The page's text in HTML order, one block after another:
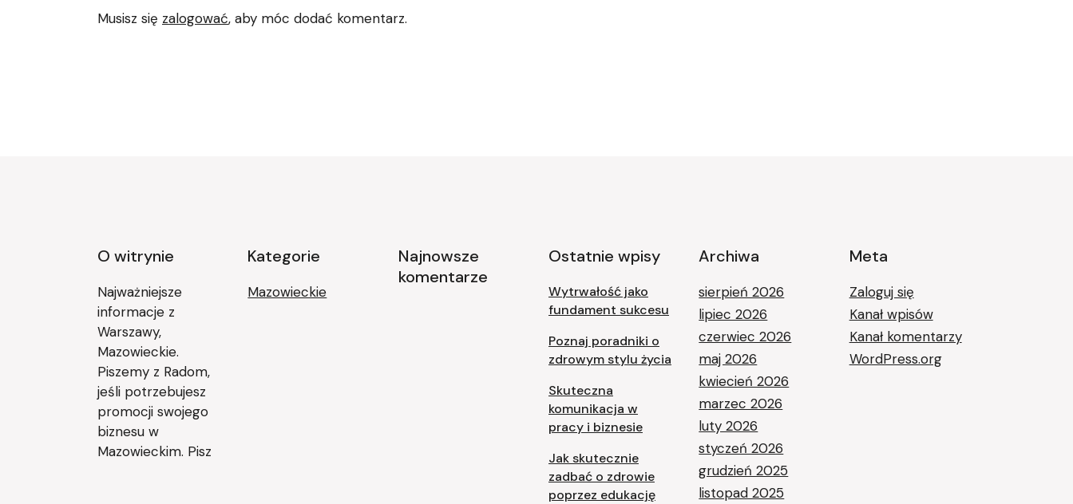
Musisz się zalogować, aby móc dodać komentarz.
O witrynie
Najważniejsze
informacje z
Warszawy,
Mazowieckie.
Piszemy z Radom,
jeśli potrzebujesz
promocji swojego
biznesu w
Mazowieckim. Pisz
Kategorie
Mazowieckie
Najnowsze
komentarze
Ostatnie wpisy
Wytrwałość jako
fundament sukcesu
Poznaj poradniki o
zdrowym stylu życia
Skuteczna
komunikacja w
pracy i biznesie
Jak skutecznie
zadbać o zdrowie
poprzez edukację
Archiwa
sierpień 2026
lipiec 2026
czerwiec 2026
maj 2026
kwiecień 2026
marzec 2026
luty 2026
styczeń 2026
grudzień 2025
listopad 2025
Meta
Zaloguj się
Kanał wpisów
Kanał komentarzy
WordPress.org